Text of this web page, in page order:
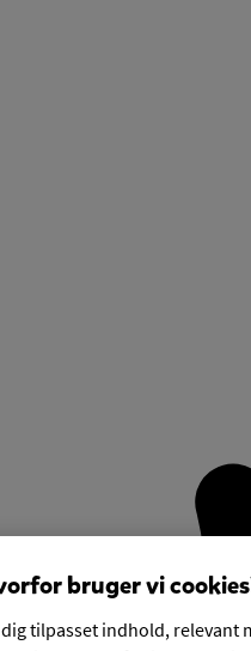
bruger vi
tilpasset indhold, relevant